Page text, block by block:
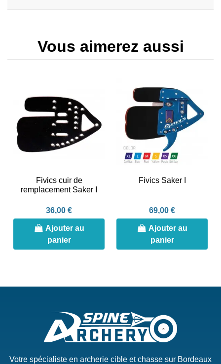
Vous aimerez aussi
Fivics cuir de
remplacement Saker I
36,00 €
Ajouter au
panier
Fivics Saker I
69,00 €
Ajouter au
panier
Votre spécialiste en archerie cible et chasse sur Bordeaux